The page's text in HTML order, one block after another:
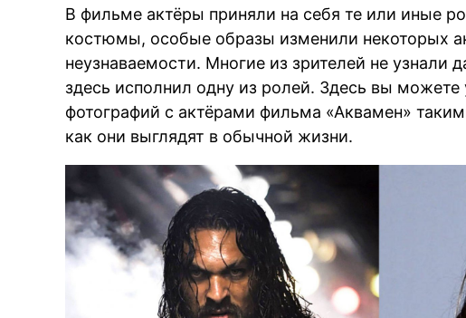
В фильме актёры приняли на себя те или иные
костюмы, особые образы изменили некоторых
неузнаваемости. Многие из зрителей не узнали
здесь исполнил одну из ролей. Здесь вы можете
фотографий с актёрами фильма «Аквамен»
как они выглядят в обычной жизни.